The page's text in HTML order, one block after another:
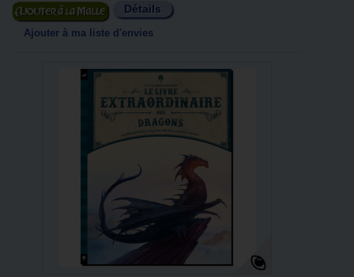
Ajouter au panier Détails
Ajouter à ma liste d'envies